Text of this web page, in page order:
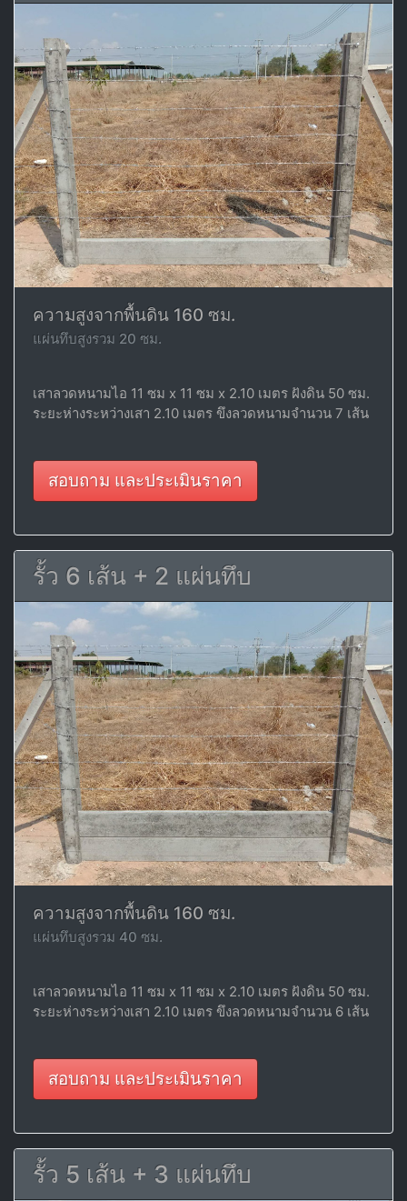
ความสูงจากพื้นดิน 160 ซม.
แผ่นทึบสูงรวม 20 ซม.
เสาลวดหนามไอ 11 ซม x 11 ซม x 2.10 เมตร ฝังดิน 50 ซม.
ระยะห่างระหว่างเสา 2.10 เมตร ขึงลวดหนามจำนวน 7 เส้น
สอบถาม และประเมินราคา
รั้ว 6 เส้น + 2 แผ่นทึบ
ความสูงจากพื้นดิน 160 ซม.
แผ่นทึบสูงรวม 40 ซม.
เสาลวดหนามไอ 11 ซม x 11 ซม x 2.10 เมตร ฝังดิน 50 ซม.
ระยะห่างระหว่างเสา 2.10 เมตร ขึงลวดหนามจำนวน 6 เส้น
สอบถาม และประเมินราคา
รั้ว 5 เส้น + 3 แผ่นทึบ